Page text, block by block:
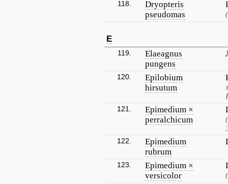
118.
Dryopteris
pseudomas
E
119.
Elaeagnus
pungens
120.
Epilobium
hirsutum
121.
Epimedium ×
perralchicum
122.
Epimedium
rubrum
123.
Epimedium ×
versicolor